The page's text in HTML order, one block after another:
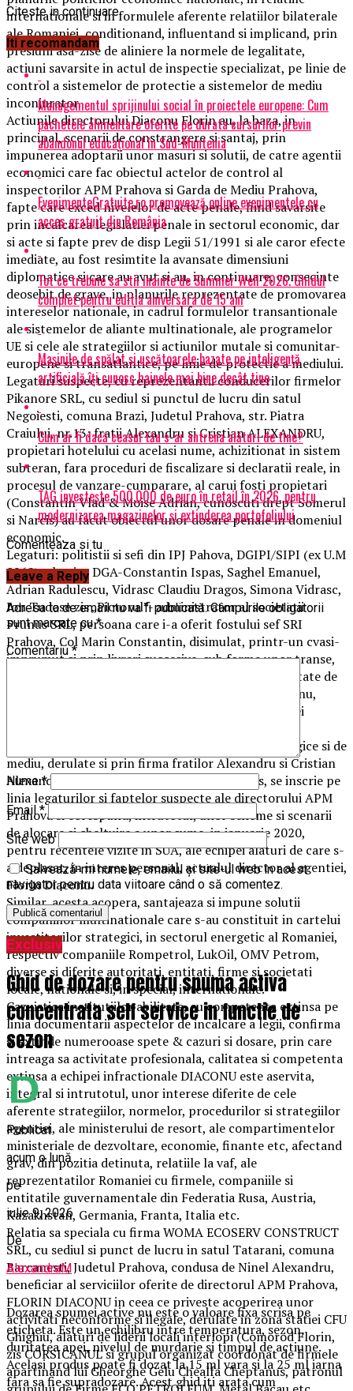
internationale si in formulele aferente relatiilor bilaterale
ale Romaniei, conditionand, influentand si implicand, prin
presiuni asa-zise de aliniere la normele de legalitate,
actiuni savarsite in actul de inspectie specializat, pe linie de
control a sistemelor de protectie a sistemelor de mediu
inconjurator.
Actiunile directorului Diaconu Florin au, la baza, in
principal, scenarii de constrangere si santaj, prin
impunerea adoptarii unor masuri si solutii, de catre agentii
economici care fac obiectul actelor de control al
inspectorilor APM Prahova si Garda de Mediu Prahova,
fapte care exced nivelelor de acte penale, fiind savarsite
prin incalcarea legislatiei penale in sectorul economic, dar
si acte si fapte prev de disp Legii 51/1991 si ale caror efecte
imediate, au fost resimtite la avansate dimensiuni
diplomatice si care au avut si au, in continuare, consecinte
deosebit de grave, in planurile reprezentate de promovarea
intereselor nationale, in cadrul formulelor transantionale
ale sistemelor de aliante multinationale, ale programelor
UE si cele ale strategiilor si actiunilor mutale si comunitar-
europene si transatlantice, pe linie de protectie a mediului.
Legaturi suspecte, cu reprezentantii conducerilor firmelor
Pikanore SRL, cu sediul si punctul de lucru din satul
Negoiesti, comuna Brazi, Judetul Prahova, str. Piatra
Craiului, nr.13: fratii Alexandru si Cristian ALEXANDRU,
propietari hotelului cu acelasi nume, achizitionat in sistem
subteran, fara proceduri de fiscalizare si declaratii reale, in
procesul de vanzare-cumparare, al carui fosti propietari
(Constantin Vlad & Moise Adrian, cunoscuti drept Somerul
si Narcis) au facut obiectul unor dosare penale in domeniul
economic.
Legaturi: politistii si sefi din IPJ Pahova, DGIPI/SIPI (ex U.M
0962), ulterior DGA-Constantin Ispas, Saghel Emanuel,
Adrian Radulescu, Vidrasc Claudiu Dragos, Simona Vidrasc,
Ion Tudose zis „Pictorul”- administrator al societatii
Prunus SRL, persoana care i-a oferit fostului sef SRI
Prahova, Col Marin Constantin, disimulat, printr-un cvasi-
imprumut si prin livrari succesive, sub forma unor transe,
mai multe sume de bani, pentru achzitiile reprezentate de
o casa in mun. Ploiesti si o vila pe raza comunei Cornu,
Judetul Prahova, cu acordul si sub incuviintarea unei
Complicitatea acoperirii unor pseudo servicii ecologice si de
mediu, derulate si prin firma fratilor Alexandru si Cristian
Alexandru, alaturi de administratorul Prunus, se inscrie pe
linia legaturilor si faptelor suspecte ale directorului APM
Prahova si corespund, intrutotul, unor scheme si scenarii
de alocare si cheltuire a unor sume, in ianuarie 2020,
pentru recentele vizite in SUA, ale echipei alaturi de care s-
a deplasat, in interes personal, actualul director al agentiei,
Florin Diaconu.
Similar, acesta acopera, santajeaza si impune solutii
companiilor multinationale care s-au constituit in cartelui
investitorilor strategici, in sectorul energetic al Romaniei,
respectiv companiile Rompetrol, LukOil, OMV Petrom,
diverse si diferite autoritati, entitati, firme si societati
locale, nationale si, in special, internationale.
Cazuistica institutiilor abilitate, cu competenta extinsa pe
linia documentarii aspectelor de incalcare a legii, confirma
si extinde numerooase spete & cazuri si dosare, prin care
intreaga sa activitate profesionala, calitatea si competenta
extinsa a echipei infractionale DIACONU este aservita,
integral si intrutotul, unor interese diferite de cele
aferente strategiilor, normelor, procedurilor si strategiilor
agentiei, ale ministerului de resort, ale compartimentelor
ministeriale de dezvoltare, economie, finante etc, afectand
grav, din pozitia detinuta, relatiile la vaf, ale
reprezentatilor Romaniei cu firmele, companiile si
entitatile guvernamentale din Federatia Rusa, Austria,
Kazakhstan, Germania, Franta, Italia etc.
Relatia sa speciala cu firma WOMA ECOSERV CONSTRUCT
SRL, cu sediul si punct de lucru in satul Tatarani, comuna
Barcanesti, Judetul Prahova, condusa de Ninel Alexandru,
beneficiar al serviciilor oferite de directorul APM Prahova,
FLORIN DIACONU in ceea ce priveste acoperirea unor
activitati neconforme si ilegale, derulate in zona statiei CFU
Ghighiu, alaturi de liderii locali interlopi (Comorod Florin,
zis CORSICANUL si grupul organizat coordonat de firmele
apartinand lui Gheorghe Gelu Chealfa Cheptanus, patronul
Citeste in continuare
Iti recomandam
Managementul sprijinului social în proiectele europene: Cum
pachetele alimentare oferite pe durata cursurilor previn
abandonul educațional în Sud-Muntenia
EvenimenteGratuite.ro promovează online evenimentele cu
acces gratuit din România
Tot ce trebuie sa stii inainte de Summer Well 2026. Ghidul
complet pentru editia aniversara de 15 ani
Mașinile de spălat și uscătoarele bazate pe inteligență
artificială îți cunosc hainele mai bine decât tine
Cum ar fi dacă ceasul tău s-ar antrena alături de tine?
TAG investește 500.000 de euro în retail în 2026, pentru
modernizarea magazinelor și extinderea portofoliului
Comenteaza si tu
Leave a Reply
Adresa ta de email nu va fi publicată. Câmpurile obligatorii
sunt marcate cu*
Comentariu*
Nume*
Email*
Site web
Salvează-mi numele, emailul și site-ul web în acest
navigator pentru data viitoare când o să comentez.
Exclusiv
Ghid de dozare pentru spuma activa
concentrata self service in functie de
sezon
Publicat
acum o lună
pe
iulie 9, 2026
De
AlexandraM
Dozarea spumei active nu este o valoare fixa scrisa pe
eticheta. Este un echilibru intre temperatura, sezon,
duritatea apei, nivelul de murdarie si timpul de actiune.
Acelasi produs poate fi dozat la 15 ml vara si la 25 ml iarna
fara sa fie supradozare. Acest ghid iti arata cum